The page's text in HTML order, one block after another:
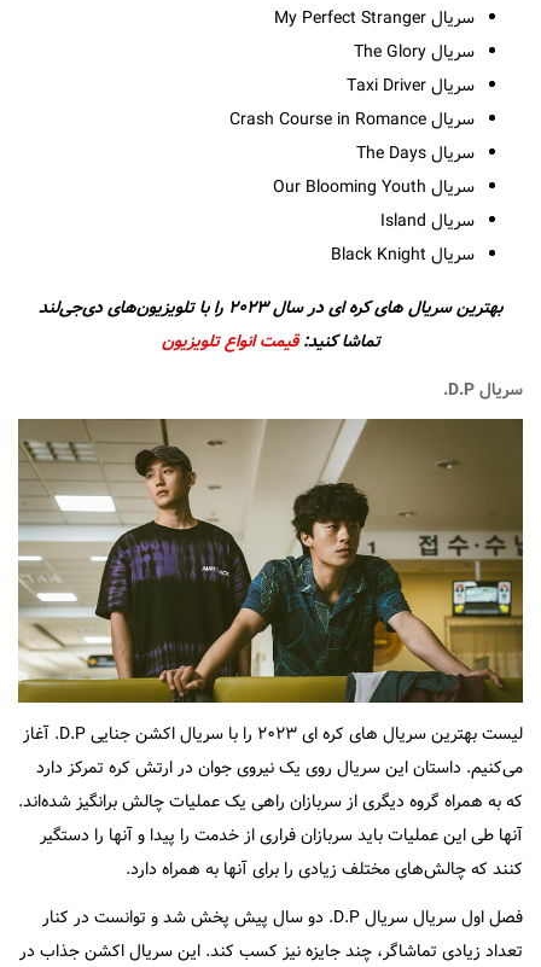
سریال My Perfect Stranger
سریال The Glory
سریال Taxi Driver
سریال Crash Course in Romance
سریال The Days
سریال Our Blooming Youth
سریال Island
سریال Black Knight
بهترین سریال های کره ای در سال ۲۰۲۳ را با تلویزیون‌های دی‌جی‌لند
تماشا کنید:قیمت انواع تلویزیون
سریال D.P.
لیست بهترین سریال های کره ای ۲۰۲۳ را با سریال اکشن جنایی D.P. آغاز
می‌کنیم. داستان این سریال روی یک نیروی جوان در ارتش کره تمرکز دارد
که به همراه گروه دیگری از سربازان راهی یک عملیات چالش برانگیز شده‌اند.
آنها طی این عملیات باید سربازان فراری از خدمت را پیدا و آنها را دستگیر
کنند که چالش‌های مختلف زیادی را برای آنها به همراه دارد.
فصل اول سریال سریال D.P. دو سال پیش پخش شد و توانست در کنار
تعداد زیادی تماشاگر، چند جایزه نیز کسب کند. این سریال اکشن جذاب در